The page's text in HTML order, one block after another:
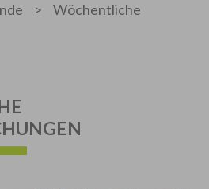
>
Wöchentliche